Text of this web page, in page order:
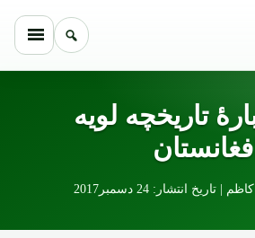
تاریخچه لویه
انتشار: 24 دسمبر2017